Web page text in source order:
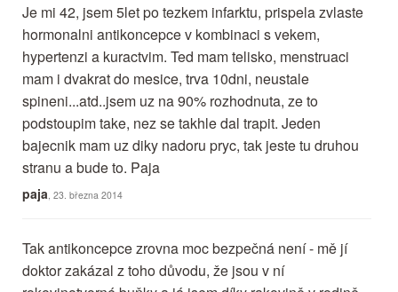
Je mi 42, jsem 5let po tezkem infarktu, prispela zvlaste
hormonalni antikoncepce v kombinaci s vekem,
hypertenzi a kuractvim. Ted mam telisko, menstruaci
mam i dvakrat do mesice, trva 10dni, neustale
spineni...atd..jsem uz na 90% rozhodnuta, ze to
podstoupim take, nez se takhle dal trapit. Jeden
bajecnik mam uz diky nadoru pryc, tak jeste tu druhou
stranu a bude to. Paja
paja , 23. března 2014
Tak antikoncepce zrovna moc bezpečná není - mě jí
doktor zakázal z toho důvodu, že jsou v ní